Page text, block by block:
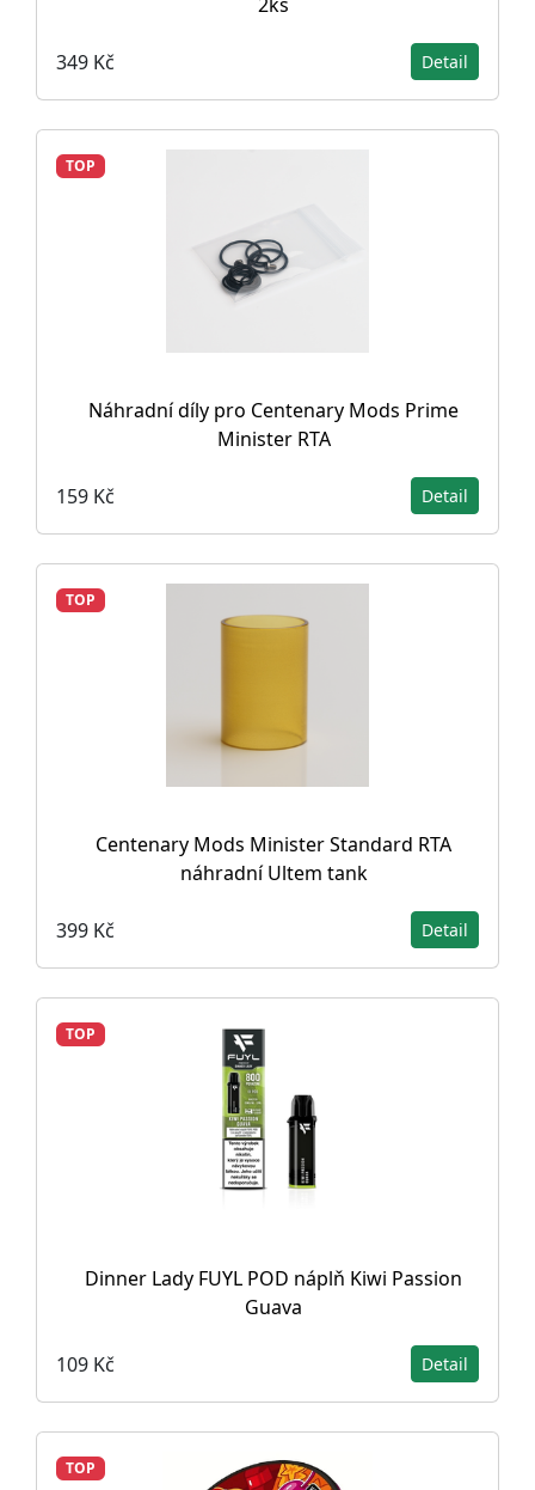
349 Kč Detail
TOP
Náhradní díly pro Centenary Mods Prime
Minister RTA
159 Kč Detail
TOP
Centenary Mods Minister Standard RTA
náhradní Ultem tank
399 Kč Detail
TOP
Dinner Lady FUYL POD náplň Kiwi Passion
Guava
109 Kč Detail
TOP